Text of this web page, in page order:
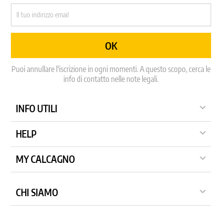
Puoi annullare l'iscrizione in ogni momenti. A questo scopo, cerca le
info di contatto nelle note legali.
INFO UTILI 
HELP 
MY CALCAGNO 
CHI SIAMO 